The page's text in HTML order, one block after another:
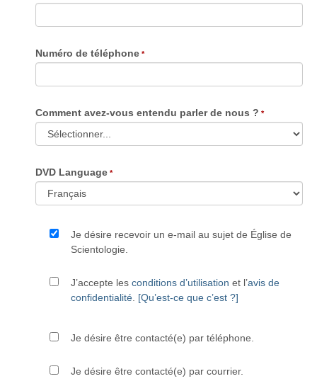
Numéro de téléphone
Comment avez-vous entendu parler de nous ?
DVD Language
Je désire recevoir un e-mail au sujet de Église de
Scientologie.
J’accepte les conditions d’utilisation et l’avis de
confidentialité [Qu’est-ce que c’est ?]
Je désire être contacté(e) par téléphone.
Je désire être contacté(e) par courrier.